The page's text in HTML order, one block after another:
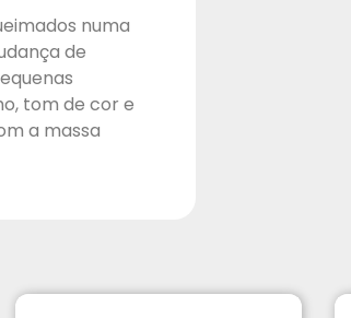
numa
de
tom de cor e
a massa